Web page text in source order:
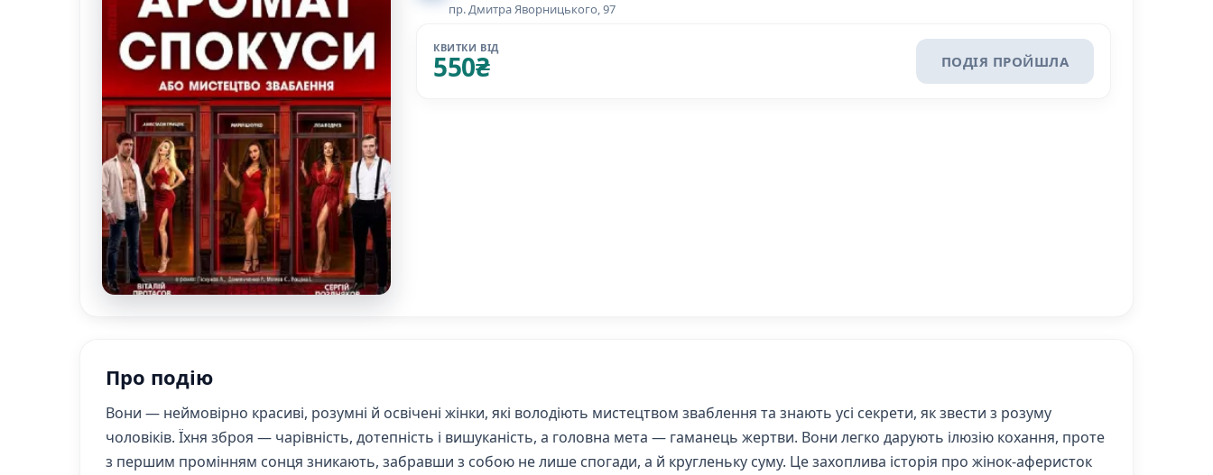
пр. Дмитра Яворницького, 97
КВИТКИ ВІД
550₴ ПОДІЯ ПРОЙШЛА
Про подію
Вони — неймовірно красиві, розумні й освічені жінки, які володіють мистецтвом зваблення та знають усі секрети, як звести з розуму
чоловіків. Їхня зброя — чарівність, дотепність і вишуканість, а головна мета — гаманець жертви. Вони легко дарують ілюзію кохання, проте
з першим промінням сонця зникають, забравши з собою не лише спогади, а й кругленьку суму. Це захоплива історія про жінок-аферисток